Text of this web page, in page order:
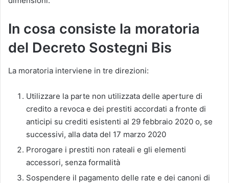
In cosa consiste la moratoria
del Decreto Sostegni Bis
La moratoria interviene in tre direzioni:
Utilizzare la parte non utilizzata delle aperture di
credito a revoca e dei prestiti accordati a fronte di
anticipi su crediti esistenti al 29 febbraio 2020 o, se
successivi, alla data del 17 marzo 2020
Prorogare i prestiti non rateali e gli elementi
accessori, senza formalità
Sospendere il pagamento delle rate e dei canoni di